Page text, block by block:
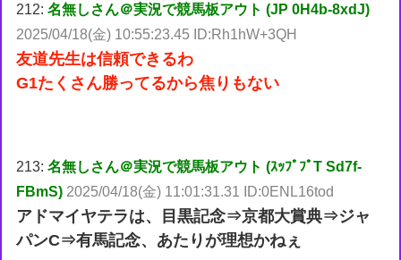
212:名無しさん＠実況で競馬板アウト (JP 0H4b-8xdJ)
2025/04/18(金) 10:55:23.45 ID:Rh1hW+3QH
友道先生は信頼できるわ
G1たくさん勝ってるから焦りもない
213:名無しさん＠実況で競馬板アウト (ｽｯﾌﾟﾌﾟT Sd7f-
FBmS) 2025/04/18(金) 11:01:31.31 ID:0ENL16tod
アドマイヤテラは、目黒記念⇒京都大賞典⇒ジャ
パンC⇒有馬記念、あたりが理想かねぇ